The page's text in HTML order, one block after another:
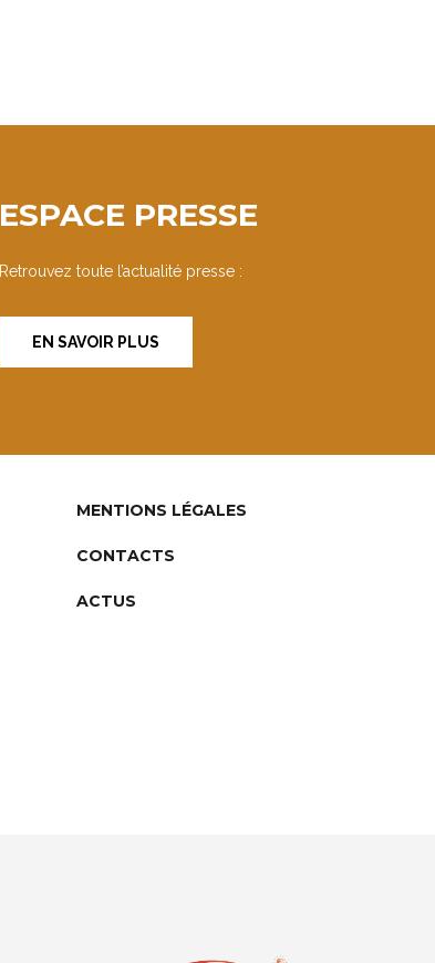
ESPACE PRESSE
Retrouvez toute l’actualité presse :
EN SAVOIR PLUS
MENTIONS LÉGALES
CONTACTS
ACTUS